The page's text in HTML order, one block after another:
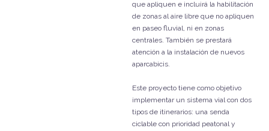
que apliquen e incluirá la habilitación
de zonas al aire libre que no apliquen
en paseo fluvial, ni en zonas
centrales. También se prestará
atención a la instalación de nuevos
aparcabicis.
Este proyecto tiene como objetivo
implementar un sistema vial con dos
tipos de itinerarios: una senda
ciclable con prioridad peatonal y